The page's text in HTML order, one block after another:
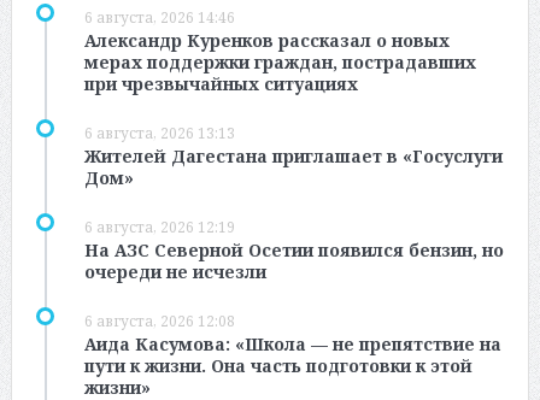
6 августа, 2026 14:46
Александр Куренков рассказал о новых
мерах поддержки граждан, пострадавших
при чрезвычайных ситуациях
6 августа, 2026 13:13
Жителей Дагестана приглашает в «Госуслуги
Дом»
6 августа, 2026 12:19
На АЗС Северной Осетии появился бензин, но
очереди не исчезли
6 августа, 2026 12:08
Аида Касумова: «Школа — не препятствие на
пути к жизни. Она часть подготовки к этой
жизни»